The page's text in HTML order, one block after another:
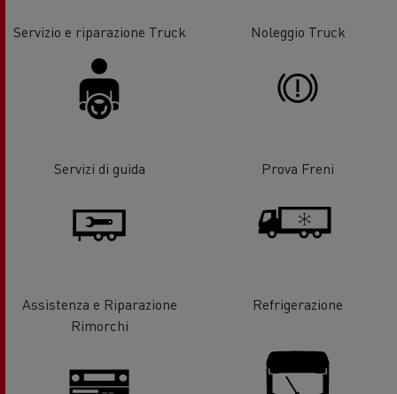
Servizio e riparazione Truck Noleggio Truck
Servizi di guida Prova Freni
Assistenza e Riparazione
Rimorchi
Refrigerazione